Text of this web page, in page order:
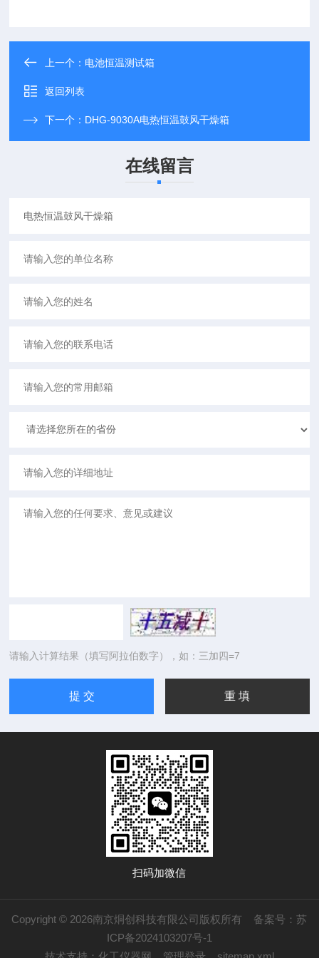
上一个： 电池恒温测试箱
返回列表
下一个： DHG-9030A电热恒温鼓风干燥箱
在线留言
请输入计算结果（填写阿拉伯数字），如：三加四=7
扫码加微信
Copyright © 2026南京烔创科技有限公司版权所有 备案号：苏
ICP备2024103207号-1